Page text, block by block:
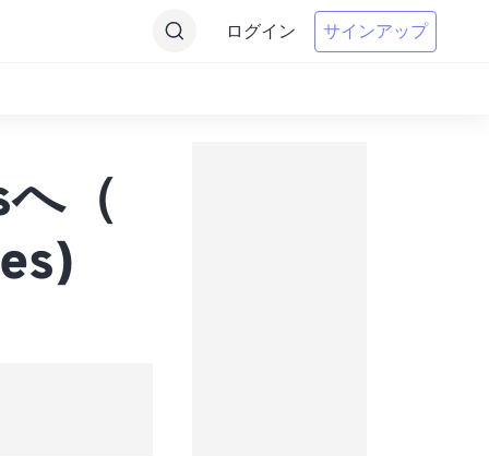
ログイン サインアップ
（